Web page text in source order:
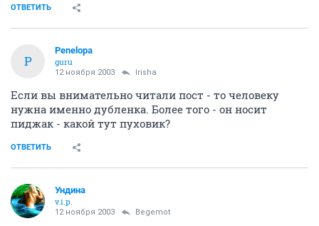
ОТВЕТИТЬ
P
Penelopa
guru
12 ноября 2003 Irisha
Если вы внимательно читали пост - то человеку
нужна именно дубленка. Более того - он носит
пиджак - какой тут пуховик?
ОТВЕТИТЬ
Ундина
v.i.p.
12 ноября 2003 Begemot